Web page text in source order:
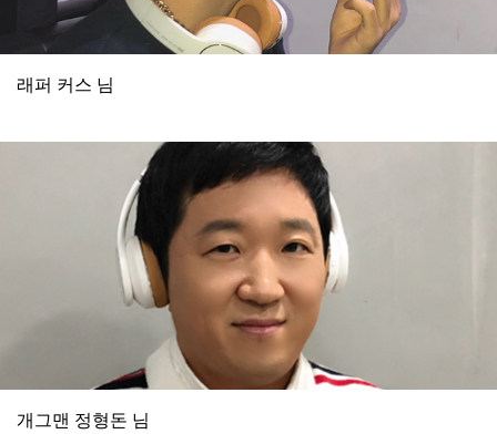
래퍼 커스 님
개그맨 정형돈 님